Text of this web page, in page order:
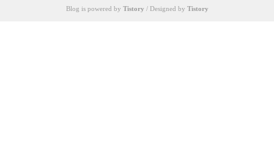
Blog is powered by Tistory / Designed by Tistory